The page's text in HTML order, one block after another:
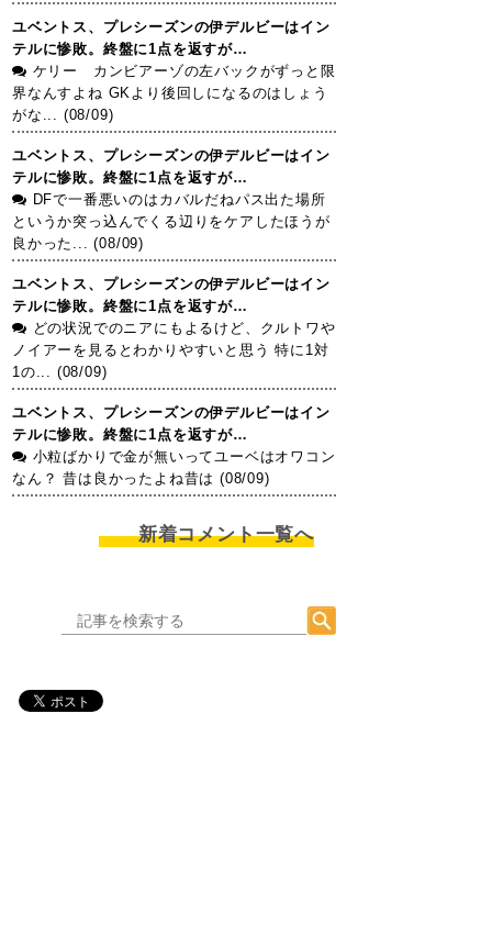
ユベントス、プレシーズンの伊デルビーはイン
テルに惨敗。終盤に1点を返すが…
ケリー カンビアーゾの左バックがずっと限
界なんすよね GKより後回しになるのはしょう
がな... (08/09)
ユベントス、プレシーズンの伊デルビーはイン
テルに惨敗。終盤に1点を返すが…
DFで一番悪いのはカバルだねパス出た場所
というか突っ込んでくる辺りをケアしたほうが
良かった... (08/09)
ユベントス、プレシーズンの伊デルビーはイン
テルに惨敗。終盤に1点を返すが…
どの状況でのニアにもよるけど、クルトワや
ノイアーを見るとわかりやすいと思う 特に1対
1の... (08/09)
ユベントス、プレシーズンの伊デルビーはイン
テルに惨敗。終盤に1点を返すが…
小粒ばかりで金が無いってユーベはオワコン
なん？ 昔は良かったよね昔は (08/09)
新着コメント一覧へ